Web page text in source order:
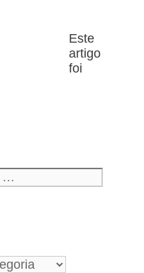
Este
artigo
foi